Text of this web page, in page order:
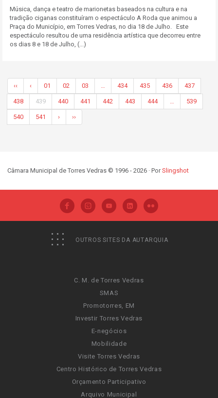
Música, dança e teatro de marionetas baseados na cultura e na
tradição ciganas constituíram o espectáculo A Roda que animou a
Praça do Município, em Torres Vedras, no dia 18 de Julho. Este
espectáculo resultou de uma residência artística que decorreu entre
os dias 8 e 18 de Julho, (...)
‹‹ ‹ 01 02 03 … 434 435 436 437
438 439 440 441 442 443 444 … 539
540 541 › ››
Câmara Municipal de Torres Vedras © 1996 - 2026 · PorSlingshot
OUTROS SITES DA AUTARQUIA
C. M. de Torres Vedras
SMAS
Promotorres, EM
Investir Torres Vedras
E-negócios
Mobilidade
Visite Torres Vedras
Centro Histórico de Torres Vedras
Orçamento Participativo
Arquivo Municipal